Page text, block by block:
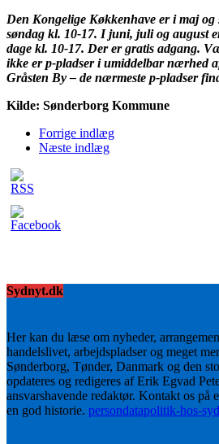
Den Kongelige Køkkenhave er i maj og
søndag kl. 10-17. I juni, juli og august
dage kl. 10-17. Der er gratis adgang.
ikke er p-pladser i umiddelbar nærhed
Gråsten By – de nærmeste p-pladser
Kilde: Sønderborg Kommune
Forrige indlæg
Næste indlæg
Sydnyt.dk
Her kan du læse om nyheder,
handelslivet, arbejdspladser og meget
Sønderborg, Tønder, Danmark og den
opdateres og redigeres af Erik Egvad
ansvarshavende redaktør. Kontakt os på
en god historie. persondatapolitik-hos-